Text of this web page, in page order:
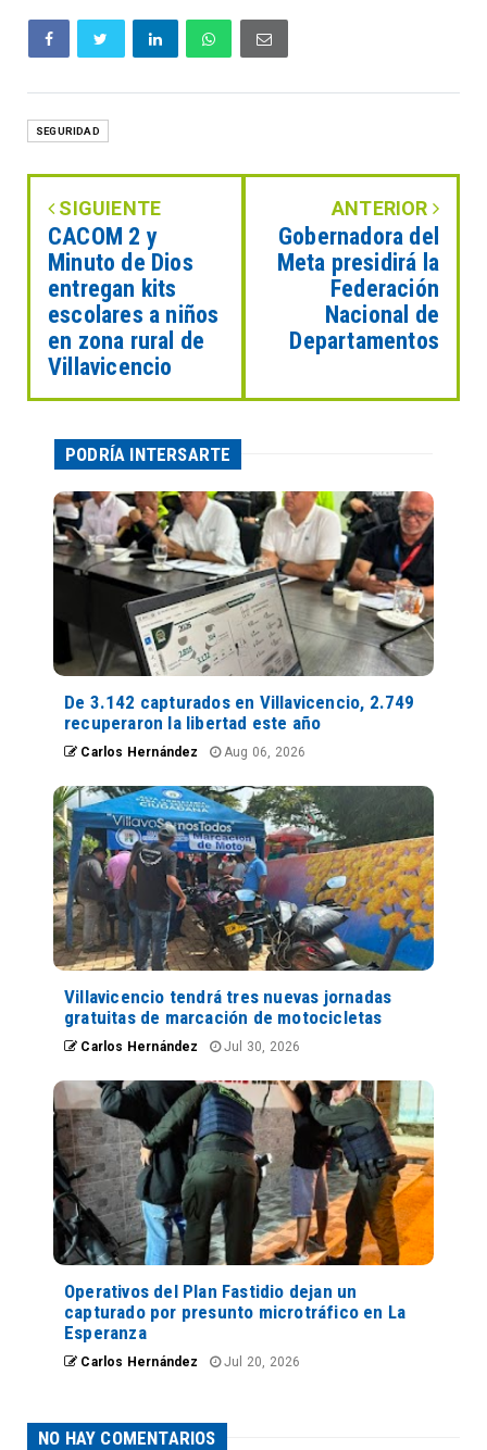
SEGURIDAD
SIGUIENTE
CACOM 2 y
Minuto de Dios
entregan kits
escolares a niños
en zona rural de
Villavicencio
ANTERIOR
Gobernadora del
Meta presidirá la
Federación
Nacional de
Departamentos
PODRÍA INTERSARTE
De 3.142 capturados en Villavicencio, 2.749
recuperaron la libertad este año
Carlos Hernández Aug 06, 2026
Villavicencio tendrá tres nuevas jornadas
gratuitas de marcación de motocicletas
Carlos Hernández Jul 30, 2026
Operativos del Plan Fastidio dejan un
capturado por presunto microtráfico en La
Esperanza
Carlos Hernández Jul 20, 2026
NO HAY COMENTARIOS